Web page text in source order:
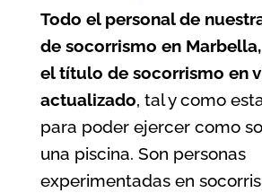
Todo el personal de
de socorrismo en Marbella
el título de socorrismo en
actualizado, tal y como
para poder ejercer como
una piscina. Son personas
experimentadas en